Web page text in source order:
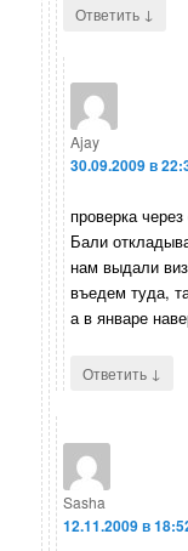
Ответить ↓
Ajay
30.09.2009 в
проверка
Бали
нам выдали
въедем туда,
а в январе
Ответить ↓
Sasha
12.11.2009 в